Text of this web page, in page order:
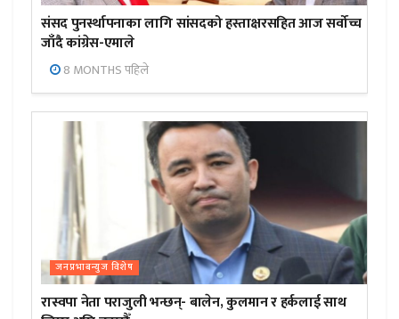
संसद पुनर्स्थापनाका लागि सांसदको हस्ताक्षरसहित आज सर्वोच्च
जाँदै कांग्रेस-एमाले
8 MONTHS पहिले
जनप्रभाबन्युज विशेष
रास्वपा नेता पराजुली भन्छन्- बालेन, कुलमान र हर्कलाई साथ